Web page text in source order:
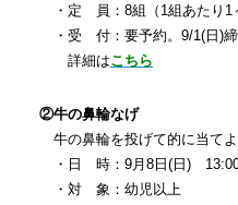
・定 員：8組（1組あたり1
・受 付：要予約。9/1(日)締
詳細はこちら
②牛の鼻輪なげ
牛の鼻輪を投げて的に当てよ
・日 時：9月8日(日)
・対 象：幼児以上